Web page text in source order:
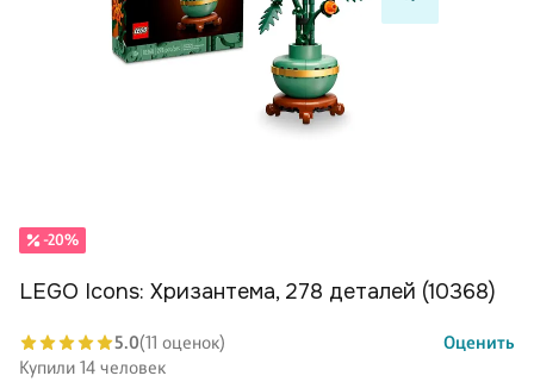
-20%
LEGO Icons: Хризантема, 278 деталей (10368)
5.0(11 оценок)
Оценить
Купили 14 человек